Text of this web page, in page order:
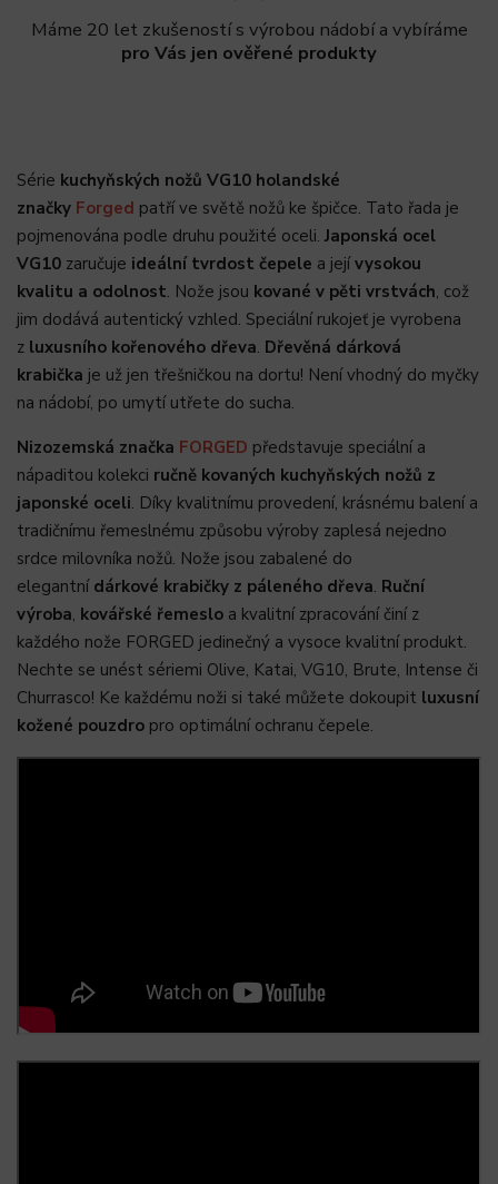
Máme 20 let zkušeností s výrobou nádobí a vybíráme
pro Vás jen ověřené produkty
Série kuchyňských nožů VG10 holandské
značky Forged patří ve světě nožů ke špičce. Tato řada je
pojmenována podle druhu použité oceli. Japonská ocel
VG10 zaručuje ideální tvrdost čepele a jejívysokou
kvalitu a odolnost. Nože jsou kované v pěti vrstvách, což
jim dodává autentický vzhled. Speciální rukojeť je vyrobena
z luxusního kořenového dřeva. Dřevěná dárková
krabička je už jen třešničkou na dortu! Není vhodný do myčky
na nádobí, po umytí utřete do sucha.
Nizozemská značka FORGED představuje speciální a
nápaditou kolekci ručně kovaných kuchyňských nožů z
japonské oceli. Díky kvalitnímu provedení, krásnému balení a
tradičnímu řemeslnému způsobu výroby zaplesá nejedno
srdce milovníka nožů. Nože jsou zabalené do
elegantní dárkové krabičky z páleného dřeva. Ruční
výroba, kovářské řemeslo a kvalitní zpracování činí z
každého nože FORGED jedinečný a vysoce kvalitní produkt.
Nechte se unést sériemi Olive, Katai, VG10, Brute, Intense či
Churrasco! Ke každému noži si také můžete dokoupit luxusní
kožené pouzdro pro optimální ochranu čepele.